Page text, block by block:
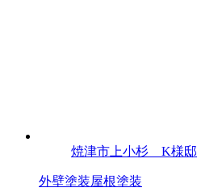
焼津市上小杉 K様邸
外壁塗装屋根塗装